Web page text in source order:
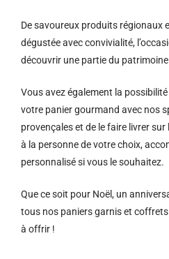
De savoureux produits régionaux
dégustée avec convivialité,
découvrir une partie du
Vous avez également la
votre panier gourmand avec nos
provençales et de le faire livrer
à la personne de votre choix,
personnalisé si vous le souhaitez.
Que ce soit pour Noël, un
tous nos paniers garnis et
à offrir !